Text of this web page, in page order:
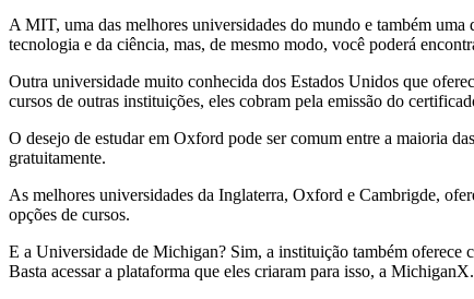
A MIT, uma das melhores universidades do mundo e também uma
tecnologia e da ciência, mas, de mesmo modo, você poderá
Outra universidade muito conhecida dos Estados Unidos que
cursos de outras instituições, eles cobram pela emissão do
O desejo de estudar em Oxford pode ser comum entre a maioria
gratuitamente.
As melhores universidades da Inglaterra, Oxford e Cambrigde,
opções de cursos.
E a Universidade de Michigan? Sim, a instituição também oferece
Basta acessar a plataforma que eles criaram para isso, a MichiganX.